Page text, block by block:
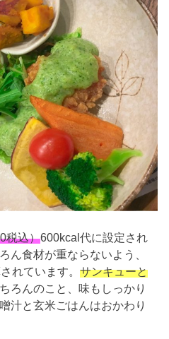
税込）600kcal代に設定され
ん食材が重ならないよう、
れています。サンキューと
ろんのこと、味もしっかり
汁と玄米ごはんはおかわり